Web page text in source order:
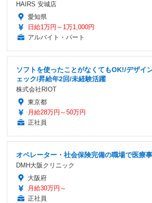
HAIRS 安城店
愛知県
日給1万円～1万1,000円
アルバイト・パート
ソフトを使ったことがなくてもOK!/デザイ
ェック/昇給年2回/未経験活躍
株式会社RIOT
東京都
月給28万円～50万円
正社員
オペレーター・社会保険完備の職場で医療
DMH大阪クリニック
大阪府
月給30万円～
正社員